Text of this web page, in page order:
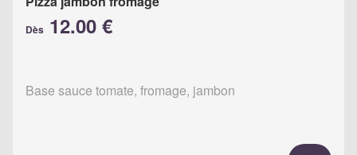
Dès 12.00 €
Base sauce tomate, fromage, jambon